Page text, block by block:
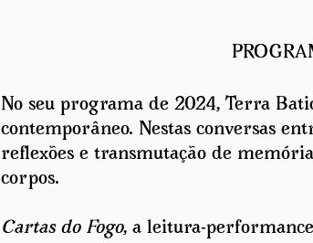
No seu programa de 2024, Terra
contemporâneo. Nestas conversas
reflexões e transmutação de
corpos.
Cartas do Fogo, a leitura-